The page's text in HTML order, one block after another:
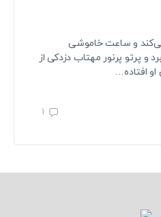
و ساعت خاموشی
و پرتو پرنور مهتاب دزدکی از
افتاده…
1